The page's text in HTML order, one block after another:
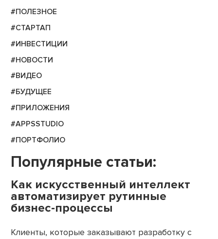
#ПОЛЕЗНОЕ
#СТАРТАП
#ИНВЕСТИЦИИ
#НОВОСТИ
#ВИДЕО
#БУДУЩЕЕ
#ПРИЛОЖЕНИЯ
#APPSSTUDIO
#ПОРТФОЛИО
Популярные статьи:
Как искусственный интеллект
автоматизирует рутинные
бизнес-процессы
Клиенты, которые заказывают разработку с